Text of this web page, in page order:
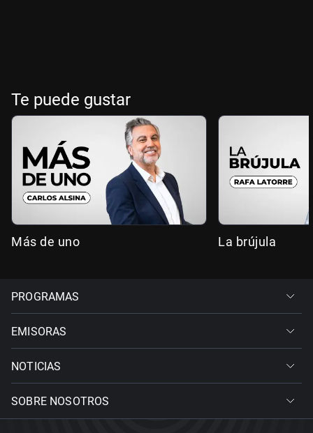
Te puede gustar
Más de uno La brújula
PROGRAMAS
EMISORAS
NOTICIAS
SOBRE NOSOTROS